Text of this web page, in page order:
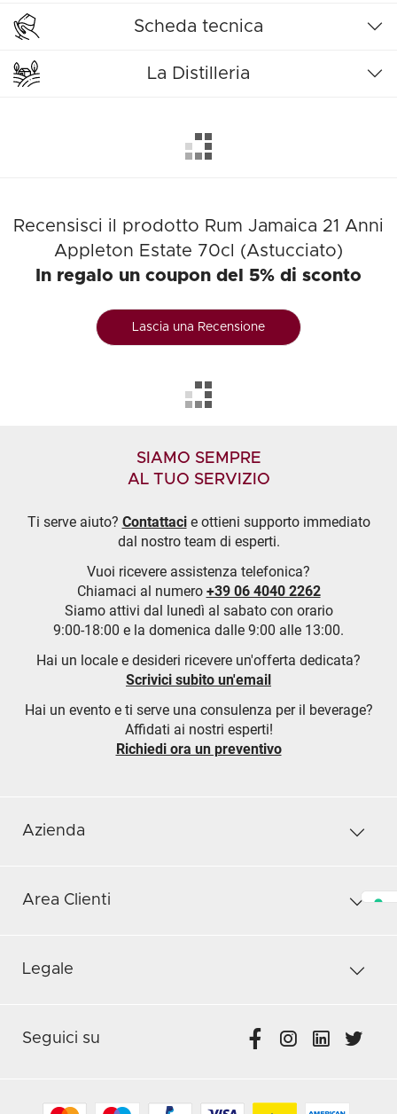
Scheda tecnica
La Distilleria
Recensisci il prodotto Rum Jamaica 21 Anni
Appleton Estate 70cl (Astucciato)
In regalo un coupon del 5% di sconto
Lascia una Recensione
SIAMO SEMPRE
AL TUO SERVIZIO
Ti serve aiuto? Contattacie ottieni supporto immediato
dal nostro team di esperti.
Vuoi ricevere assistenza telefonica?
Chiamaci al numero +39 06 4040 2262
Siamo attivi dal lunedì al sabato con orario
9:00-18:00 e la domenica dalle 9:00 alle 13:00.
Hai un locale e desideri ricevere un'offerta dedicata?
Scrivici subito un'email
Hai un evento e ti serve una consulenza per il beverage?
Affidati ai nostri esperti!
Richiedi ora un preventivo
Azienda
Area Clienti
Legale
Seguici su